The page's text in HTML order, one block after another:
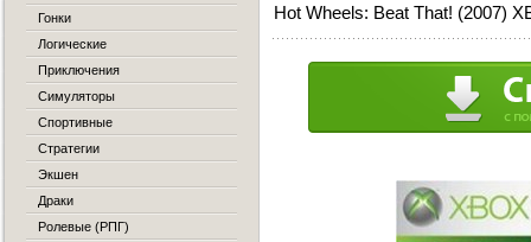
Hot Wheels: Beat That! (2007)
Гонки
Логические
Приключения
Симуляторы
Спортивные
Стратегии
Экшен
Драки
Ролевые (РПГ)